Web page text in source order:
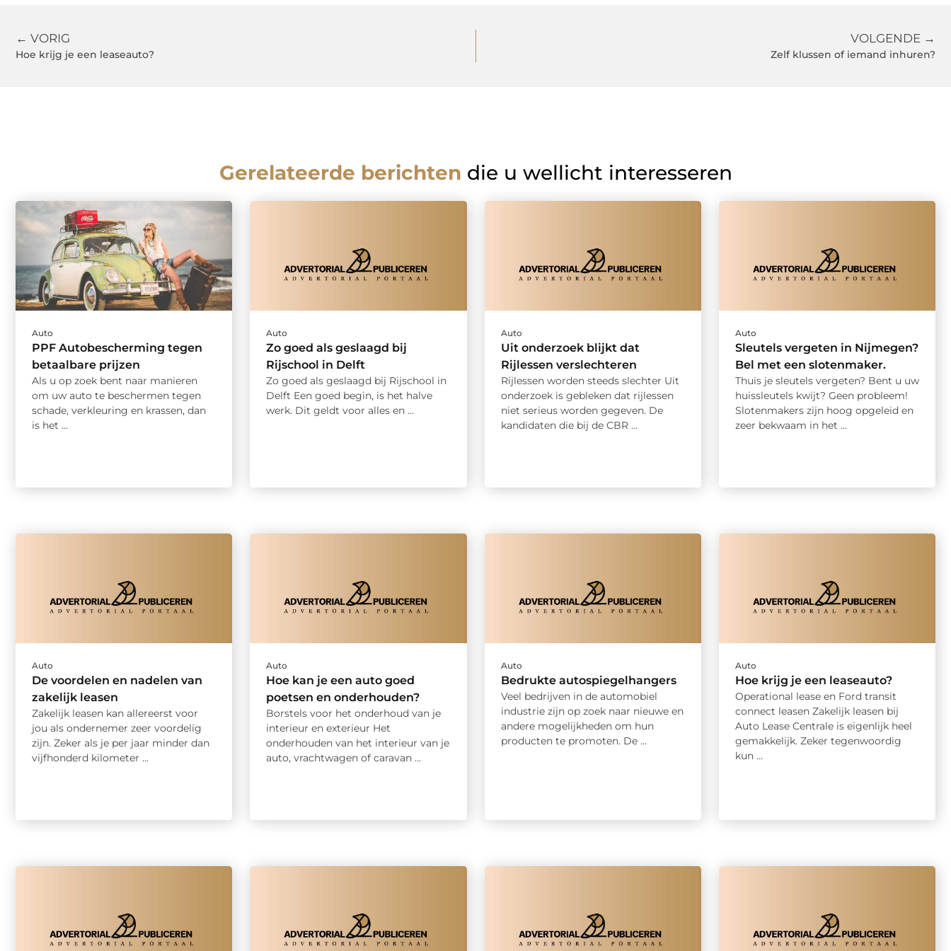
← VORIG
Hoe krijg je een leaseauto?
VOLGENDE →
Zelf klussen of iemand inhuren?
Gerelateerde berichten die u wellicht interesseren
Auto
PPF Autobescherming tegen
betaalbare prijzen
Als u op zoek bent naar manieren
om uw auto te beschermen tegen
schade, verkleuring en krassen, dan
is het ...
Auto
Zo goed als geslaagd bij
Rijschool in Delft
Zo goed als geslaagd bij Rijschool in
Delft Een goed begin, is het halve
werk. Dit geldt voor alles en ...
Auto
Uit onderzoek blijkt dat
Rijlessen verslechteren
Rijlessen worden steeds slechter Uit
onderzoek is gebleken dat rijlessen
niet serieus worden gegeven. De
kandidaten die bij de CBR ...
Auto
Sleutels vergeten in Nijmegen?
Bel met een slotenmaker.
Thuis je sleutels vergeten? Bent u uw
huissleutels kwijt? Geen probleem!
Slotenmakers zijn hoog opgeleid en
zeer bekwaam in het ...
Auto
De voordelen en nadelen van
zakelijk leasen
Zakelijk leasen kan allereerst voor
jou als ondernemer zeer voordelig
zijn. Zeker als je per jaar minder dan
vijfhonderd kilometer ...
Auto
Hoe kan je een auto goed
poetsen en onderhouden?
Borstels voor het onderhoud van je
interieur en exterieur Het
onderhouden van het interieur van je
auto, vrachtwagen of caravan ...
Auto
Bedrukte autospiegelhangers
Veel bedrijven in de automobiel
industrie zijn op zoek naar nieuwe en
andere mogelijkheden om hun
producten te promoten. De ...
Auto
Hoe krijg je een leaseauto?
Operational lease en Ford transit
connect leasen Zakelijk leasen bij
Auto Lease Centrale is eigenlijk heel
gemakkelijk. Zeker tegenwoordig
kun ...